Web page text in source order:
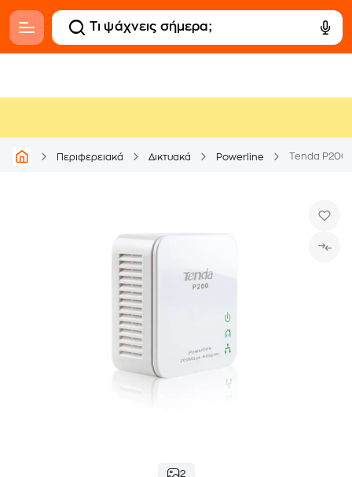
Περιφερειακά Δικτυακά Powerline
2